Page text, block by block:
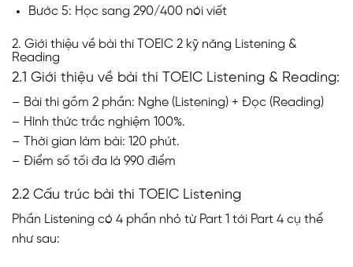
Bước 5: Học sang 290/400 nói viết
2. Giới thiệu về bài thi TOEIC 2 kỹ năng Listening &
Reading
2.1 Giới thiệu về bài thi TOEIC Listening & Reading:
– Bài thi gồm 2 phần: Nghe (Listening) + Đọc (Reading)
– Hình thức trắc nghiệm 100%.
– Thời gian làm bài: 120 phút.
– Điểm số tối đa là 990 điểm
2.2 Cấu trúc bài thi TOEIC Listening
Phần Listening có 4 phần nhỏ từ Part 1 tới Part 4 cụ thể
như sau: